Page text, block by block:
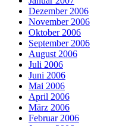
Dezember 2006
November 2006
Oktober 2006
September 2006
August 2006
Juli 2006
Juni 2006
Mai 2006
April 2006
März 2006
Februar 2006